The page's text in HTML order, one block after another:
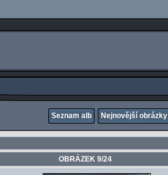
Seznam alb Nejnovější obrázky
OBRÁZEK 9/24